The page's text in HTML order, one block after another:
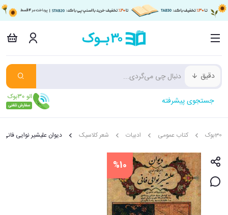
دقیق
جستجوی پیشرفته
30بوک کتاب عمومی ادبیات شعر کلاسیک دیوان علیشیر نوایی فانی
%10